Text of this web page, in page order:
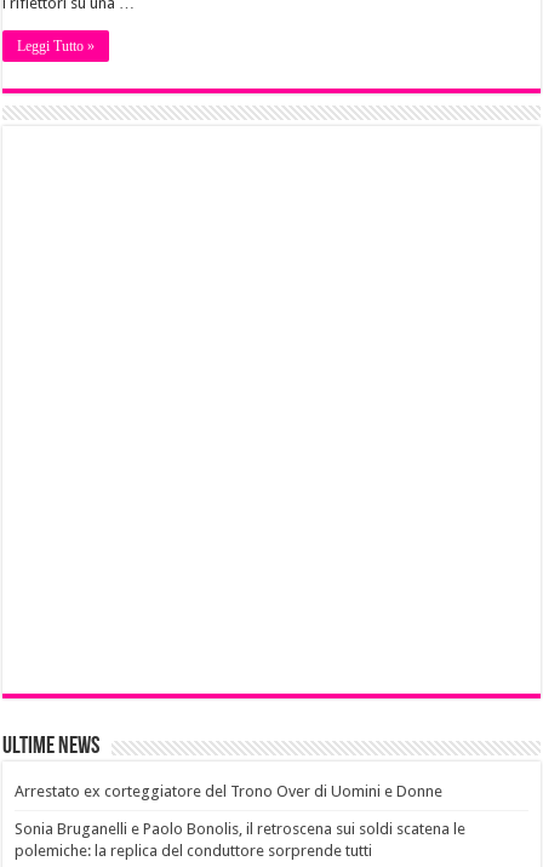
Leggi Tutto »
Ultime News
Arrestato ex corteggiatore del Trono Over di Uomini e Donne
Sonia Bruganelli e Paolo Bonolis, il retroscena sui soldi scatena le
polemiche: la replica del conduttore sorprende tutti